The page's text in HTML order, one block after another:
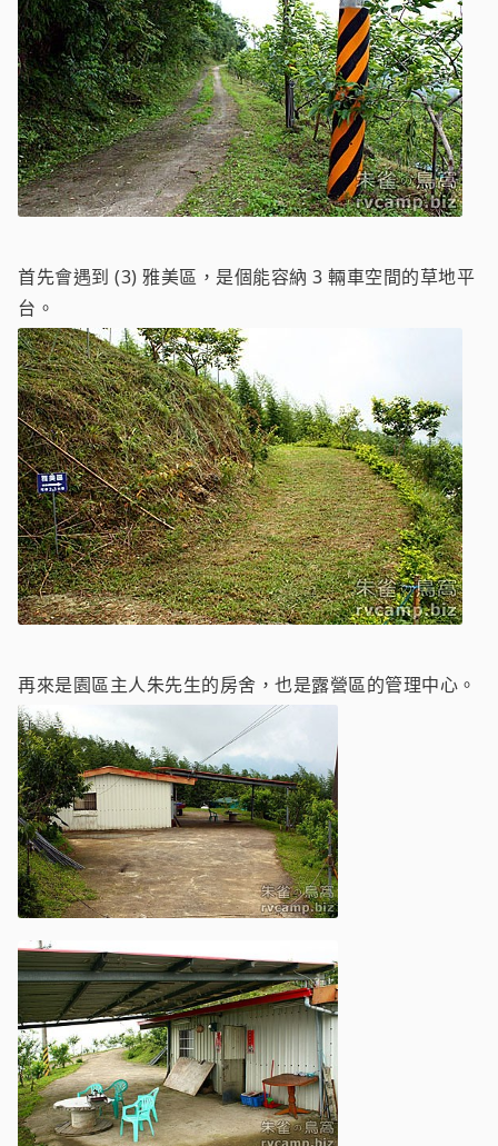
首先會遇到 (3) 雅美區，是個能容納 3 輛車空間的草地平
台。
再來是園區主人朱先生的房舍，也是露營區的管理中心。